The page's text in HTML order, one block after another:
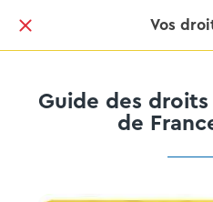
Vos
Guide des
de